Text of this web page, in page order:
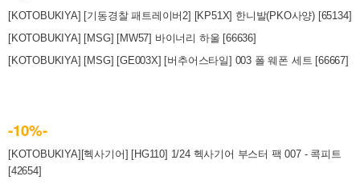
[KOTOBUKIYA] [기동경찰 패트레이버2] [KP51X] 한니발(PKO사양) [65134]
[KOTOBUKIYA] [MSG] [MW57] 바이너리 하울 [66636]
[KOTOBUKIYA] [MSG] [GE003X] [버추어스타일] 003 폴 웨폰 세트 [66667]
-10%-
[KOTOBUKIYA][헥사기어] [HG110] 1/24 헥사기어 부스터 팩 007 - 콕피트
[42654]